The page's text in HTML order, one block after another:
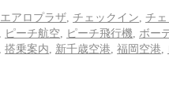
エアロプラザ チェックイン
チ
ピーチ航空 ピーチ飛行機
ボー
搭乗案内 新千歳空港 福岡空港